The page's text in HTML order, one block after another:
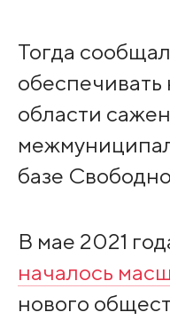
Тогда
области
базе
В мае 2021
началось
нового